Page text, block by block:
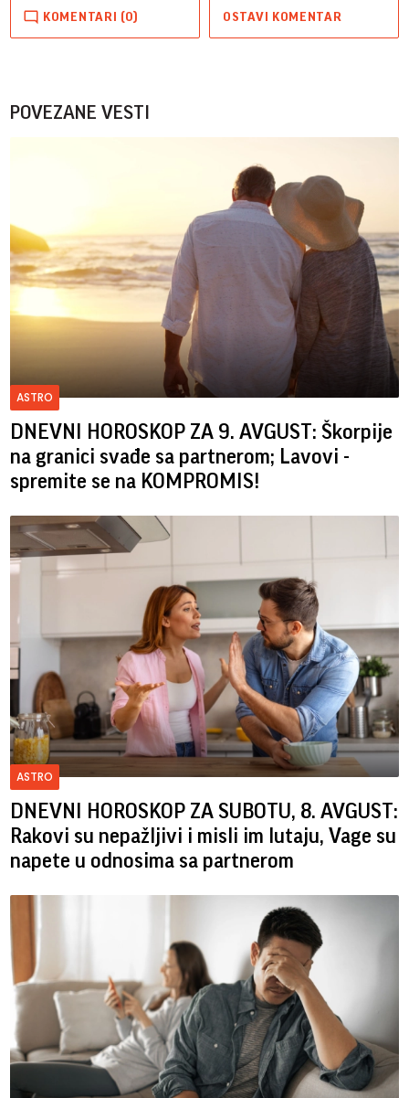
KOMENTARI (0) OSTAVI KOMENTAR
POVEZANE VESTI
ASTRO
DNEVNI HOROSKOP ZA 9. AVGUST: Škorpije
na granici svađe sa partnerom; Lavovi -
spremite se na KOMPROMIS!
ASTRO
DNEVNI HOROSKOP ZA SUBOTU, 8. AVGUST:
Rakovi su nepažljivi i misli im lutaju, Vage su
napete u odnosima sa partnerom